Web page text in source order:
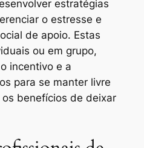
estratégias
o estresse e
de apoio. Estas
ou em grupo,
incentivo e a
para se manter livre
benefícios de deixar